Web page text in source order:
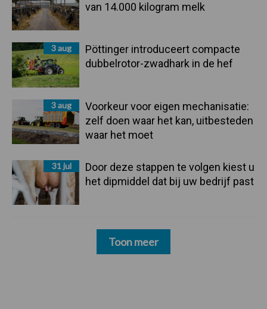
van 14.000 kilogram melk
3 aug
Pöttinger introduceert compacte
dubbelrotor-zwadhark in de hef
3 aug
Voorkeur voor eigen mechanisatie:
zelf doen waar het kan, uitbesteden
waar het moet
31 jul
Door deze stappen te volgen kiest u
het dipmiddel dat bij uw bedrijf past
Toon meer